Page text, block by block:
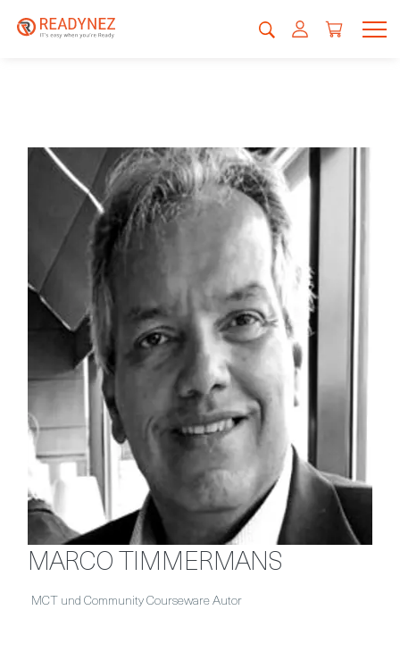
MARCO TIMMERMANS
MCT und Community Courseware Autor